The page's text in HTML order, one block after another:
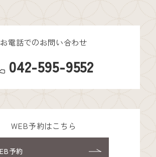
お電話でのお問い合わせ
042-595-9552
WEB予約はこちら
予約